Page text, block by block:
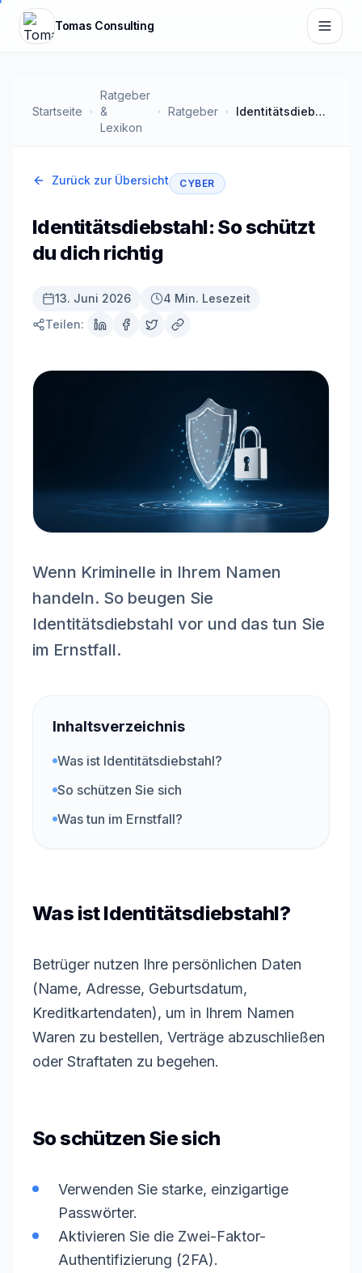
Zum Hauptinhalt springen
Tomas Consulting
Startseite
Ratgeber
&
Lexikon
Ratgeber Identitätsdiebstahl: So schützt du dich richtig
Zurück zur Übersicht CYBER
Identitätsdiebstahl: So schützt
du dich richtig
13. Juni 2026
4 Min. Lesezeit
Teilen:
Wenn Kriminelle in Ihrem Namen
handeln. So beugen Sie
Identitätsdiebstahl vor und das tun Sie
im Ernstfall.
Inhaltsverzeichnis
Was ist Identitätsdiebstahl?
So schützen Sie sich
Was tun im Ernstfall?
Was ist Identitätsdiebstahl?
Betrüger nutzen Ihre persönlichen Daten
(Name, Adresse, Geburtsdatum,
Kreditkartendaten), um in Ihrem Namen
Waren zu bestellen, Verträge abzuschließen
oder Straftaten zu begehen.
So schützen Sie sich
Verwenden Sie starke, einzigartige
Passwörter.
Aktivieren Sie die Zwei-Faktor-
Authentifizierung (2FA).